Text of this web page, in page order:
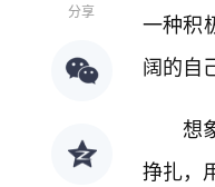
分享
一种积
阔的自
想
挣扎，